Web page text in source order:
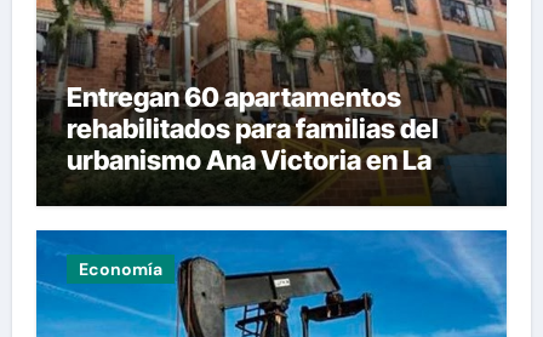
Entregan 60 apartamentos
rehabilitados para familias del
urbanismo Ana Victoria en La
Guaira
Economía